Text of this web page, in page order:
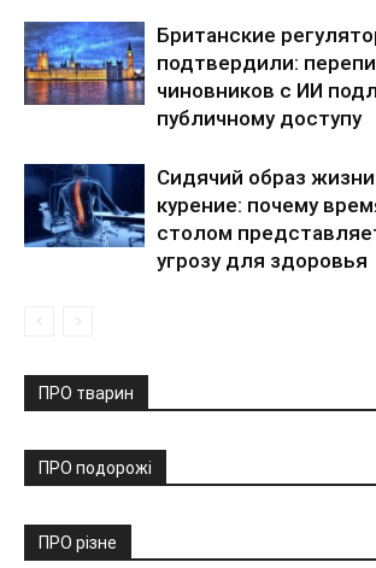
Британские
подтвердили:
чиновников с ИИ
публичному доступу
Сидячий образ
курение: почему
столом
угрозу для здоровья
ПРО тварин
ПРО подорожі
ПРО різне